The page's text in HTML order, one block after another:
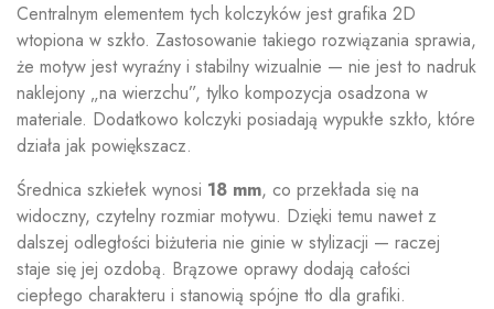
Centralnym elementem tych kolczyków jest grafika 2D
wtopiona w szkło. Zastosowanie takiego rozwiązania sprawia,
że motyw jest wyraźny i stabilny wizualnie — nie jest to nadruk
naklejony „na wierzchu”, tylko kompozycja osadzona w
materiale. Dodatkowo kolczyki posiadają wypukłe szkło, które
działa jak powiększacz.
Średnica szkiełek wynosi 18 mm, co przekłada się na
widoczny, czytelny rozmiar motywu. Dzięki temu nawet z
dalszej odległości biżuteria nie ginie w stylizacji — raczej
staje się jej ozdobą. Brązowe oprawy dodają całości
ciepłego charakteru i stanowią spójne tło dla grafiki.